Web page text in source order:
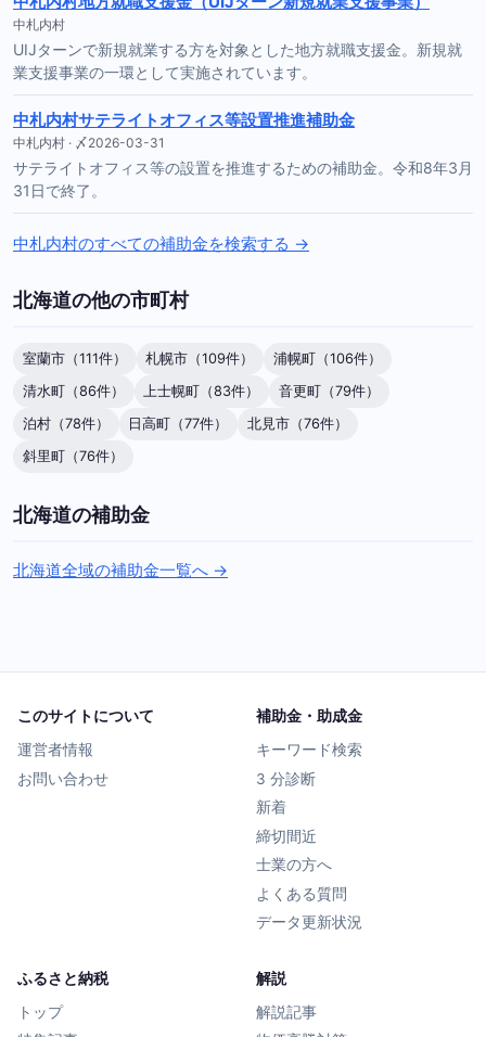
中札内村
UIJターンで新規就業する方を対象とした地方就職支援金。新規就
業支援事業の一環として実施されています。
中札内村サテライトオフィス等設置推進補助金
中札内村 · 〆2026-03-31
サテライトオフィス等の設置を推進するための補助金。令和8年3月
31日で終了。
中札内村のすべての補助金を検索する →
北海道の他の市町村
室蘭市（111件） 札幌市（109件）
浦幌町（106件）
清水町（86件）
上士幌町（83件）
音更町（79件）
泊村（78件）
日高町（77件）
北見市（76件）
斜里町（76件）
北海道の補助金
北海道全域の補助金一覧へ →
このサイトについて
運営者情報
お問い合わせ
補助金・助成金
キーワード検索
3 分診断
新着
締切間近
士業の方へ
よくある質問
データ更新状況
ふるさと納税
トップ
解説
解説記事